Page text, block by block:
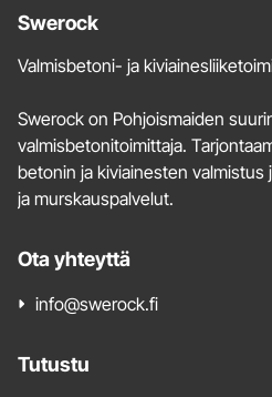
Lisätietoja
ja
Swerock
Valmisbetoni- ja
Swerock on Pohjoismaiden
valmisbetonitoimittaja.
betonin ja kiviainesten valmistus
ja murskauspalvelut.
Ota yhteyttä
info@swerock.fi
Tutustu